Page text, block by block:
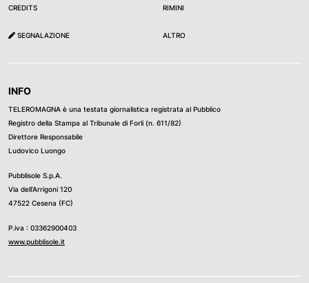
CREDITS
SEGNALAZIONE
RIMINI
ALTRO
INFO
TELEROMAGNA è una testata giornalistica registrata al Pubblico
Registro della Stampa al Tribunale di Forli (n. 611/82)
Direttore Responsabile
Ludovico Luongo
Pubblisole S.p.A.
Via dell’Arrigoni 120
47522 Cesena (FC)
P.iva : 03362900403
www.pubblisole.it